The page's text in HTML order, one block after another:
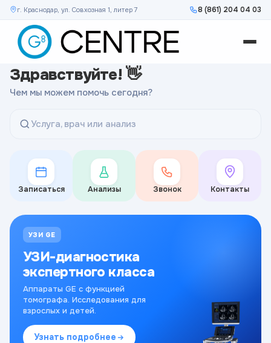
г. Краснодар, ул. Совхозная 1, литер 7 8 (861) 204 04 03
Здравствуйте! 👋
Чем мы можем помочь сегодня?
Услуга, врач или анализ
Записаться Анализы Звонок Контакты
УЗИ GE
УЗИ-диагностика
экспертного класса
Аппараты GE с функцией
томографа. Исследования для
взрослых и детей.
Узнать подробнее